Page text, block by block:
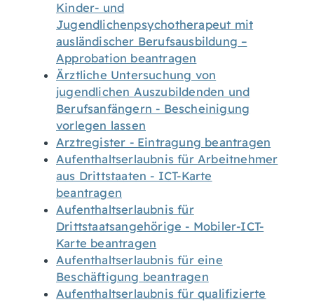
Kinder- und
Jugendlichenpsychotherapeut mit
ausländischer Berufsausbildung –
Approbation beantragen
Ärztliche Untersuchung von
jugendlichen Auszubildenden und
Berufsanfängern - Bescheinigung
vorlegen lassen
Arztregister - Eintragung beantragen
Aufenthaltserlaubnis für Arbeitnehmer
aus Drittstaaten - ICT-Karte
beantragen
Aufenthaltserlaubnis für
Drittstaatsangehörige - Mobiler-ICT-
Karte beantragen
Aufenthaltserlaubnis für eine
Beschäftigung beantragen
Aufenthaltserlaubnis für qualifizierte